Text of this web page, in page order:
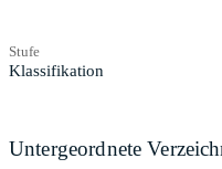
Stufe
Klassifikation
Untergeordnete